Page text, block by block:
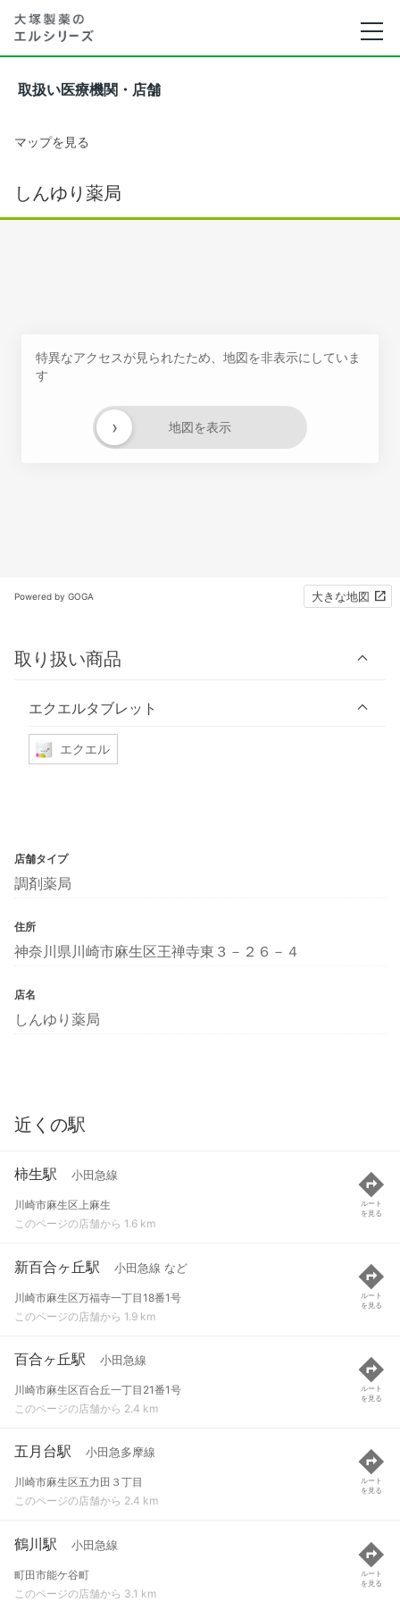
取扱い医療機関・店舗
マップを見る
しんゆり薬局
特異なアクセスが見られたため、地図を非表示にしていま
す
地図を表示
›
Powered by GOGA 大きな地図
取り扱い商品
エクエルタブレット
エクエル
店舗タイプ
調剤薬局
住所
神奈川県川崎市麻生区王禅寺東３－２６－４
店名
しんゆり薬局
近くの駅
柿生駅 小田急線
川崎市麻生区上麻生
このページの店舗から 1.6 km
ルート
を見る
新百合ヶ丘駅 小田急線 など
川崎市麻生区万福寺一丁目18番1号
このページの店舗から 1.9 km
ルート
を見る
百合ヶ丘駅 小田急線
川崎市麻生区百合丘一丁目21番1号
このページの店舗から 2.4 km
ルート
を見る
五月台駅 小田急多摩線
川崎市麻生区五力田３丁目
このページの店舗から 2.4 km
ルート
を見る
鶴川駅 小田急線
町田市能ケ谷町
このページの店舗から 3.1 km
ルート
を見る